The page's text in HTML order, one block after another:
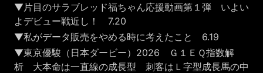
▼片目のサラブレッド福ちゃん応援動画第１弾 いよい
よデビュー戦近し！ 7.20
▼私がデータ販売をやめる時に考えたこと 6.19
▼東京優駿（日本ダービー）2026 Ｇ１ＥＱ指数解
析 大本命は一直線の成長型 刺客はＬ字型成長馬の中